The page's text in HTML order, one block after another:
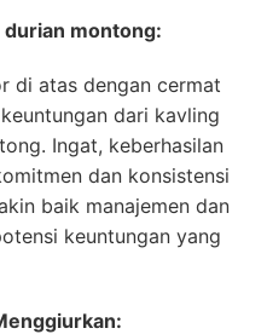
montong:
di atas dengan cermat
dari kavling
Ingat, keberhasilan
dan konsistensi
baik manajemen dan
keuntungan yang